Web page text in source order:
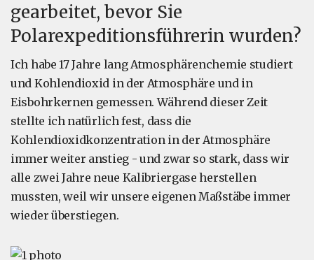
gearbeitet, bevor Sie
Polarexpeditionsführerin wurden?
Ich habe 17 Jahre lang Atmosphärenchemie studiert
und Kohlendioxid in der Atmosphäre und in
Eisbohrkernen gemessen. Während dieser Zeit
stellte ich natürlich fest, dass die
Kohlendioxidkonzentration in der Atmosphäre
immer weiter anstieg - und zwar so stark, dass wir
alle zwei Jahre neue Kalibriergase herstellen
mussten, weil wir unsere eigenen Maßstäbe immer
wieder überstiegen.